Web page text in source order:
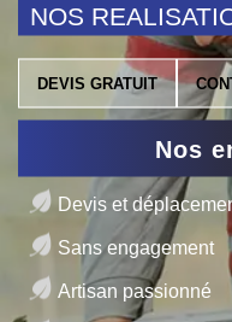
NOS
DEVIS GRATUIT
Nos
Devis et
Sans engagement
Artisan passionné